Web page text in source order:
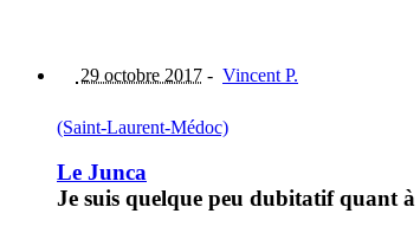
29 octobre 2017 - Vincent P.
(Saint-Laurent-Médoc)
Le Junca
Je suis quelque peu dubitatif quant à